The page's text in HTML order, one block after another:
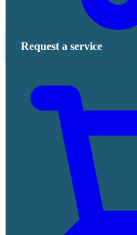
Request a service